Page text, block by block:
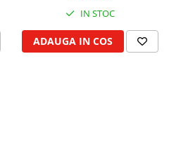
IN STOC
ADAUGA IN COS